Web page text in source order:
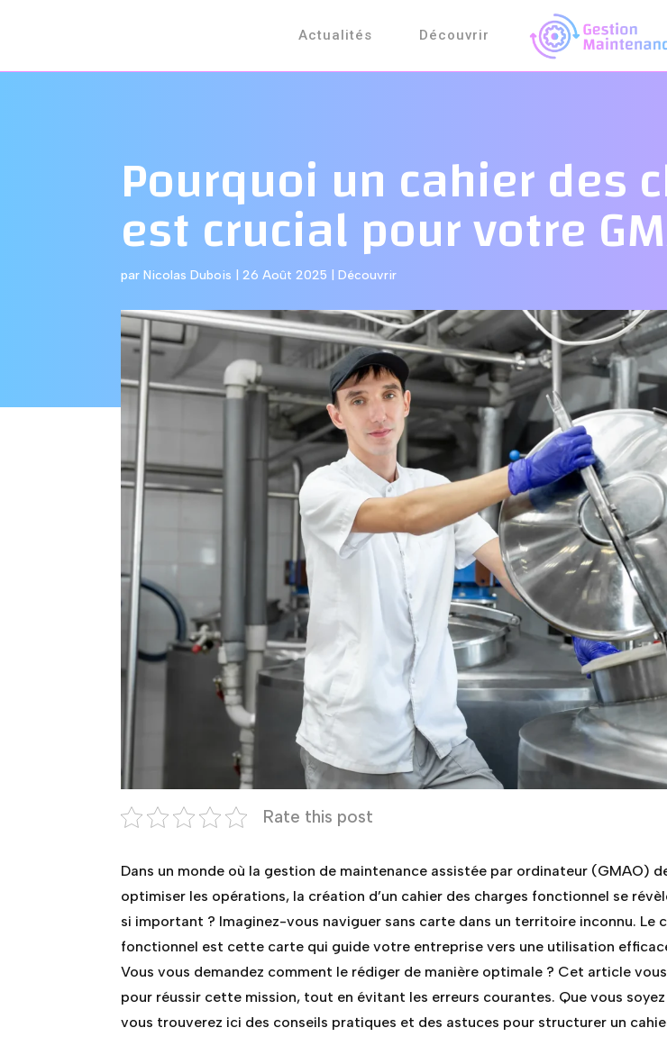
Actualités Découvrir
Pourquoi un cahier des
est crucial pour votre
parNicolas Dubois |26 Août 2025 |Découvrir
Rate this post
Dans un monde où la gestion de maintenance assistée par ordinateur (GMAO)
optimiser les opérations, la création d’un cahier des charges fonctionnel se
si important ? Imaginez-vous naviguer sans carte dans un territoire inconnu. Le
fonctionnel est cette carte qui guide votre entreprise vers une utilisation
Vous vous demandez comment le rédiger de manière optimale ? Cet article
pour réussir cette mission, tout en évitant les erreurs courantes. Que vous
vous trouverez ici des conseils pratiques et des astuces pour structurer un